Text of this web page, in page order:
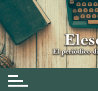
Skip
to
content
Elescritor.es
El periódico digital de los